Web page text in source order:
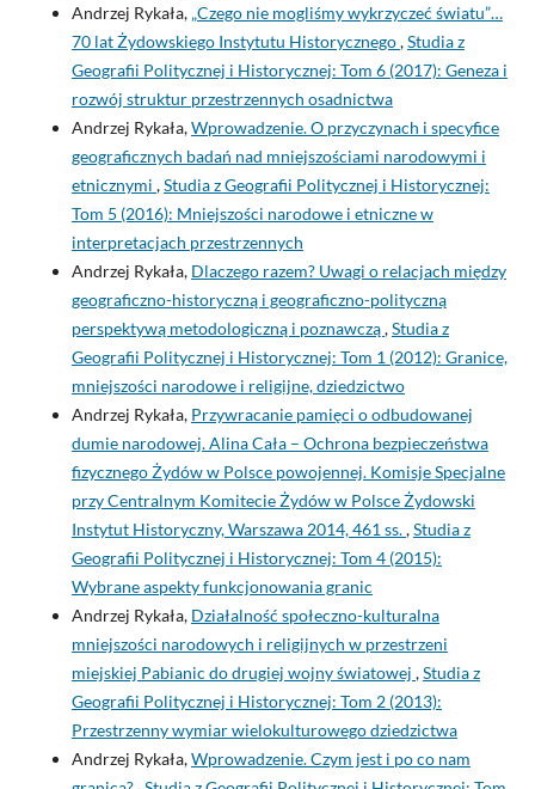
Andrzej Rykała, „Czego nie mogliśmy wykrzyczeć światu”…
70 lat Żydowskiego Instytutu Historycznego,Studia z
Geografii Politycznej i Historycznej: Tom 6 (2017): Geneza i
rozwój struktur przestrzennych osadnictwa
Andrzej Rykała,Wprowadzenie. O przyczynach i specyfice
geograficznych badań nad mniejszościami narodowymi i
etnicznymi ,Studia z Geografii Politycznej i Historycznej:
Tom 5 (2016): Mniejszości narodowe i etniczne w
interpretacjach przestrzennych
Andrzej Rykała, Dlaczego razem? Uwagi o relacjach między
geograficzno-historyczną i geograficzno-polityczną
perspektywą metodologiczną i poznawczą,Studia z
Geografii Politycznej i Historycznej: Tom 1 (2012): Granice,
mniejszości narodowe i religijne, dziedzictwo
Andrzej Rykała, Przywracanie pamięci o odbudowanej
dumie narodowej. Alina Cała – Ochrona bezpieczeństwa
fizycznego Żydów w Polsce powojennej. Komisje Specjalne
przy Centralnym Komitecie Żydów w Polsce Żydowski
Instytut Historyczny, Warszawa 2014, 461 ss.,Studia z
Geografii Politycznej i Historycznej: Tom 4 (2015):
Wybrane aspekty funkcjonowania granic
Andrzej Rykała, Działalność społeczno-kulturalna
mniejszości narodowych i religijnych w przestrzeni
miejskiej Pabianic do drugiej wojny światowej ,Studia z
Geografii Politycznej i Historycznej: Tom 2 (2013):
Przestrzenny wymiar wielokulturowego dziedzictwa
Andrzej Rykała,Wprowadzenie. Czym jest i po co nam